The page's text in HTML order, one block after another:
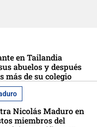
en Tailandia
abuelos y después
más de su colegio
Nicolás Maduro en
miembros del